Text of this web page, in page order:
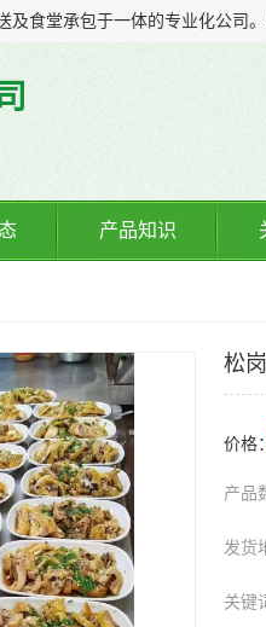
产品知识
松
价格：
产品
发货
关键